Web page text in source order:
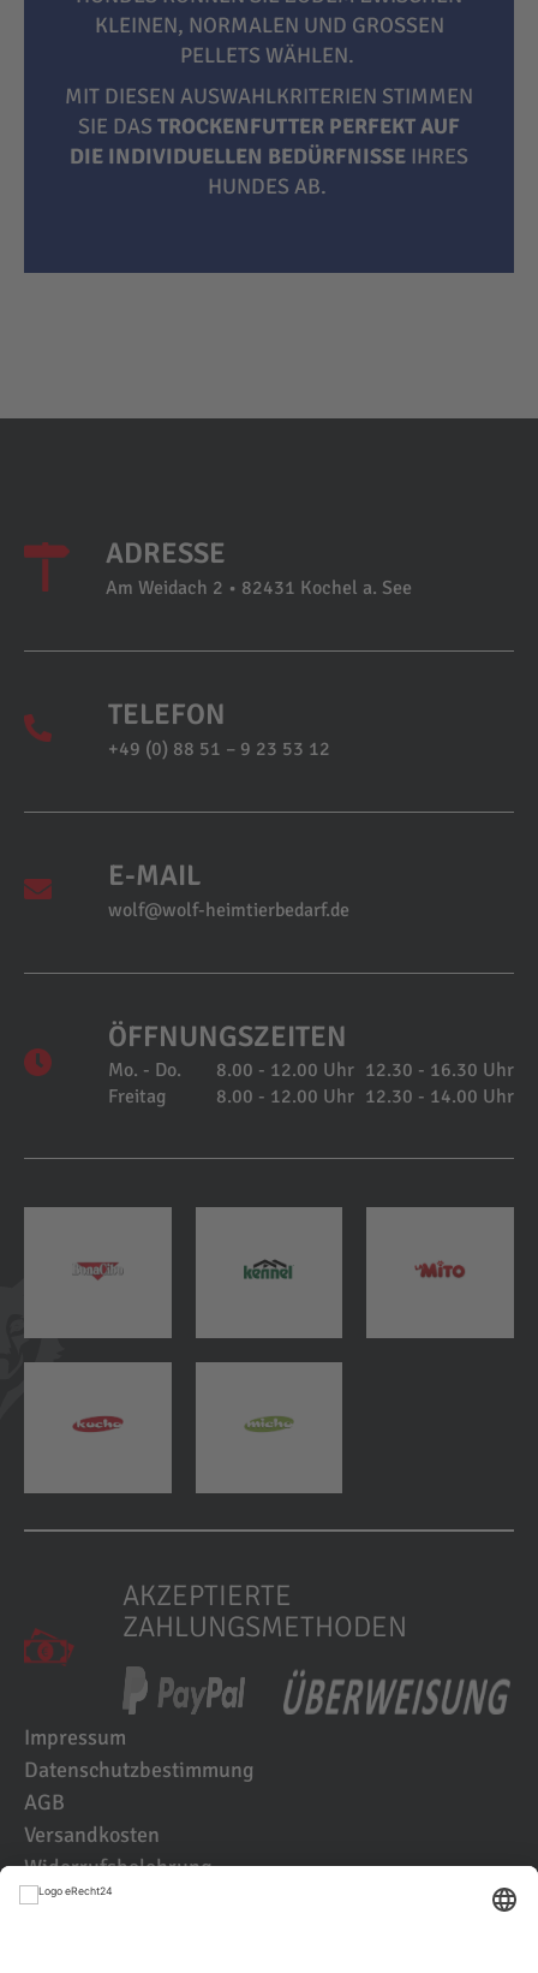
KLEINEN, NORMALEN UND GROSSEN P
ELLETS WÄHLEN.
MIT DIESEN AUSWAHLKRITERIEN STIMMEN
SIE DAS TROCKENFUTTER PERFEKT AUF
DIE INDIVIDUELLEN BEDÜRFNISSE IHRES
HUNDES AB.
ADRESSE
Am Weidach 2 • 82431 Kochel a. See
TELEFON
+49 (0) 88 51 – 9 23 53 12
E-MAIL
wolf@wolf-heimtierbedarf.de
ÖFFNUNGSZEITEN
Mo. - Do. 8.00 - 12.00 Uhr 12.30 - 16.30 Uhr
Freitag
8.00 - 12.00 Uhr 12.30 - 14.00 Uhr
AKZEPTIERTE
ZAHLUNGSMETHODEN
Impressum
Datenschutzbestimmung
AGB
Versandkosten
Widerrufsbelehrung
Kundenbewertungen